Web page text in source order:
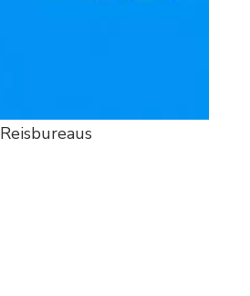
Reisbureaus